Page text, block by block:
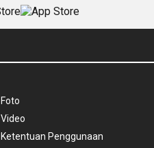
Foto
Video
Ketentuan Penggunaan